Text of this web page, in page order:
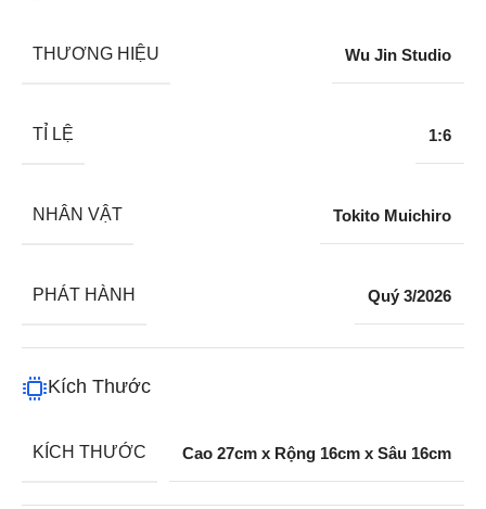
THƯƠNG HIỆU Wu Jin Studio
TỈ LỆ 1:6
NHÂN VẬT Tokito Muichiro
PHÁT HÀNH Quý 3/2026
Kích Thước
KÍCH THƯỚC Cao 27cm x Rộng 16cm x Sâu 16cm